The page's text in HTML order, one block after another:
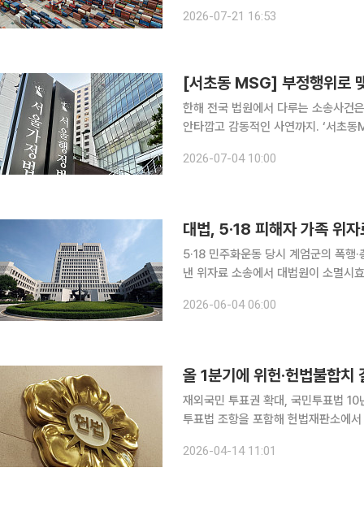
을 포함해 세계 각국의 관세 부담이
2026-07-21 16:53
한해 전국 법원에서 다루는 소송사건
안타깝고 감동적인 사연까지. ‘서초
2015년 헌법재판소 위헌 결정으로
2026-07-04 10:00
대법, 5·18 피해자 가족 위
5·18 민주화운동 당시 계엄군의 폭행
낸 위자료 소송에서 대법원이 소멸시
로 낸 손해배상 청구 소송에서 가족
2026-06-04 06:00
올 1분기에 위헌·헌법불합
재외국민 투표권 확대, 국민투표법 10
투표법 조항을 포함해 헌법재판소에
르면 올해 1분기 동안 위헌 또는 헌법
2026-04-14 11:01